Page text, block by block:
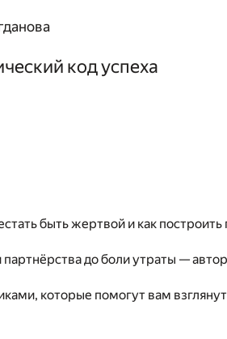
код успеха
быть жертвой и как
до боли утраты —
которые помогут вам